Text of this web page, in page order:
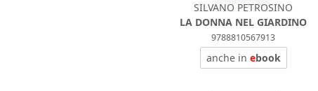
SILVANO PETROSINO
LA DONNA NEL GIARDINO
9788810567913
anche in ebook